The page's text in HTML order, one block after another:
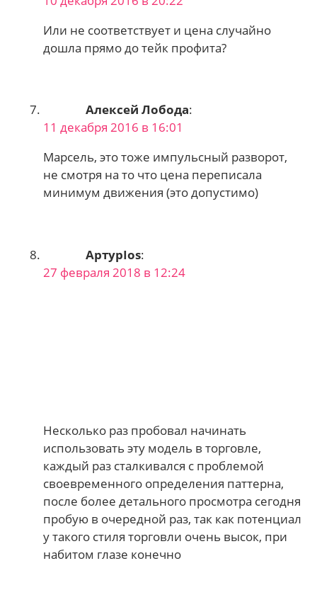
Или не соответствует и цена случайно
дошла прямо до тейк профита?
Алексей Лобода:
11 декабря 2016 в 16:01
Марсель, это тоже импульсный разворот,
не смотря на то что цена переписала
минимум движения (это допустимо)
АртурIos:
27 февраля 2018 в 12:24
Несколько раз пробовал начинать
использовать эту модель в торговле,
каждый раз сталкивался с проблемой
своевременного определения паттерна,
после более детального просмотра сегодня
пробую в очередной раз, так как потенциал
у такого стиля торговли очень высок, при
набитом глазе конечно